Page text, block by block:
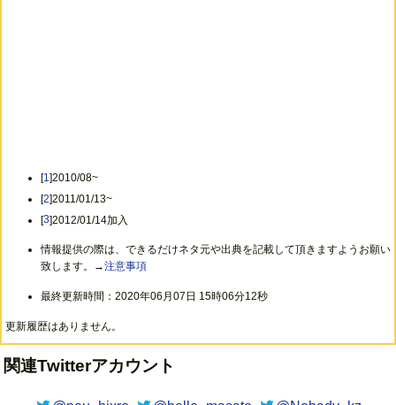
[1]2010/08~
[2]2011/01/13~
[3]2012/01/14加入
情報提供の際は、できるだけネタ元や出典を記載して頂きますようお願い
致します。→注意事項
最終更新時間：2020年06月07日 15時06分12秒
更新履歴はありません。
関連Twitterアカウント